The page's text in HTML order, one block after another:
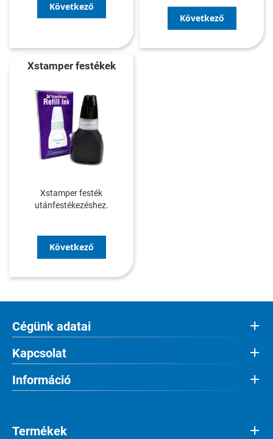
Következő
Következő
Xstamper festékek
Xstamper festék
utánfestékezéshez.
Következő
Cégünk adatai
Kapcsolat
Információ
Termékek